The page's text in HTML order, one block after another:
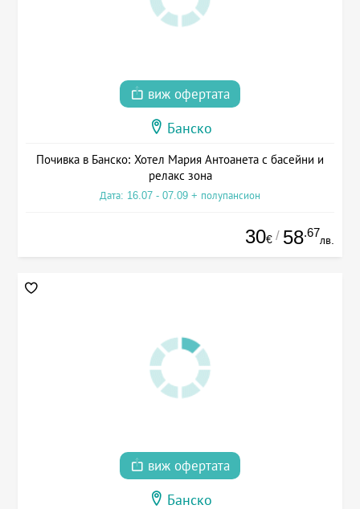
виж офертата
Банско
Почивка в Банско: Хотел Мария Антоанета с басейни и
релакс зона
Дата: 16.07 - 07.09 + полупансион
30€ / 58.67
лв.
виж офертата
Банско